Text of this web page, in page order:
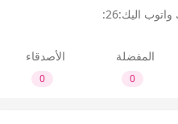
المفضلة
0
الأصدقاء
0